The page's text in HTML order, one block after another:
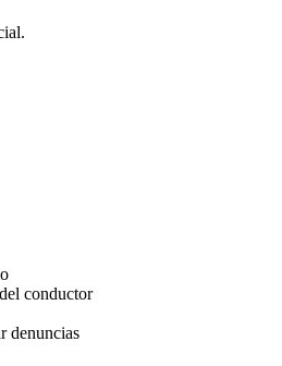
conductor
denuncias